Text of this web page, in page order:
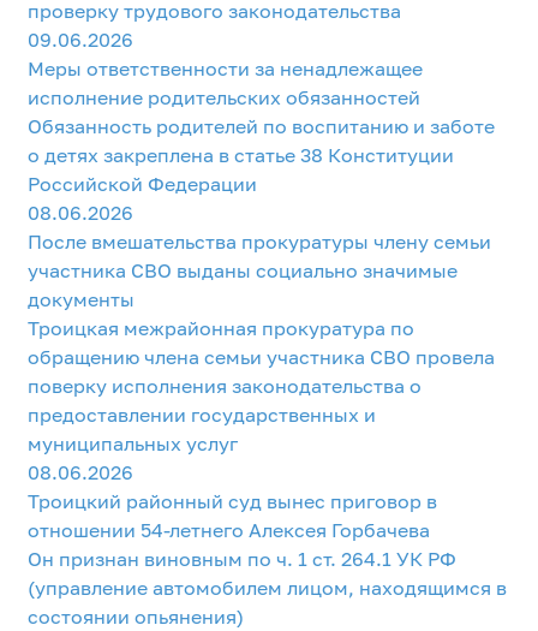
проверку трудового законодательства
09.06.2026
Меры ответственности за ненадлежащее
исполнение родительских обязанностей
Обязанность родителей по воспитанию и заботе
о детях закреплена в статье 38 Конституции
Российской Федерации
08.06.2026
После вмешательства прокуратуры члену семьи
участника СВО выданы социально значимые
документы
Троицкая межрайонная прокуратура по
обращению члена семьи участника СВО провела
поверку исполнения законодательства о
предоставлении государственных и
муниципальных услуг
08.06.2026
Троицкий районный суд вынес приговор в
отношении 54-летнего Алексея Горбачева
Он признан виновным по ч. 1 ст. 264.1 УК РФ
(управление автомобилем лицом, находящимся в
состоянии опьянения)